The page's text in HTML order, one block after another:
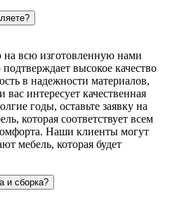
всю изготовленную нами
высокое качество
в надежности материалов,
интересует качественная
годы, оставьте заявку на
которая соответствует всем
Наши клиенты могут
мебель, которая будет
и сборка?